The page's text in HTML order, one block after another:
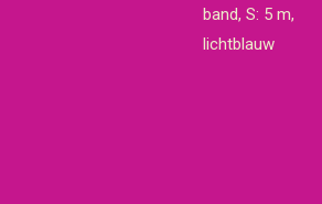
band, S: 5 m,
lichtblauw